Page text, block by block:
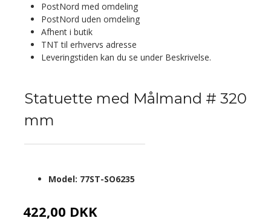
PostNord med omdeling
PostNord uden omdeling
Afhent i butik
TNT til erhvervs adresse
Leveringstiden kan du se under Beskrivelse.
Statuette med Målmand # 320
mm
422,00 DKK
Model: 77ST-SO6235